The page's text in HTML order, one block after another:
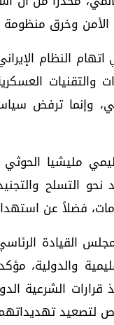
وخرق منظومة
النظام
والتقنيات
وإنما ترفض
مليشيا الحوثي
نحو التسلح
فضلاً عن
القيادة
والدولية،
قرارات الشرعية
لتصعيد تهديداتهم